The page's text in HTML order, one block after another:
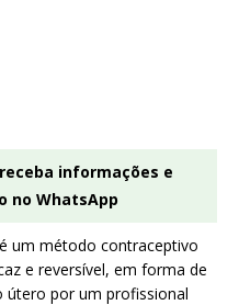
informações e
no WhatsApp
um método contraceptivo
e reversível, em forma de
útero por um profissional